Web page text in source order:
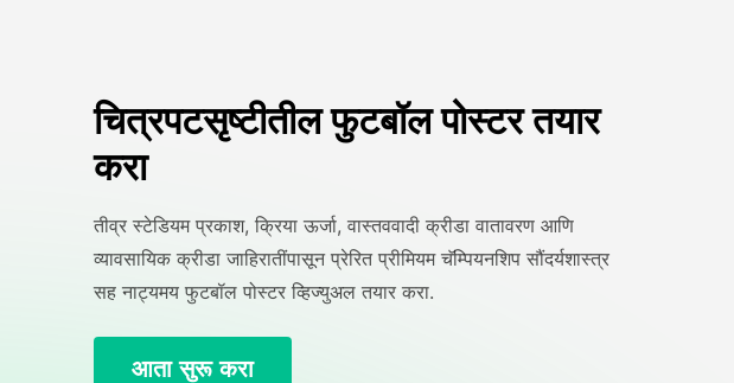
चित्रपटसृष्टीतील फुटबॉल पोस्टर तयार
करा
तीव्र स्टेडियम प्रकाश, क्रिया ऊर्जा, वास्तववादी क्रीडा वातावरण आणि
व्यावसायिक क्रीडा जाहिरातींपासून प्रेरित प्रीमियम चॅम्पियनशिप सौंदर्यशास्त्र
सह नाट्यमय फुटबॉल पोस्टर व्हिज्युअल तयार करा.
आता सुरू करा